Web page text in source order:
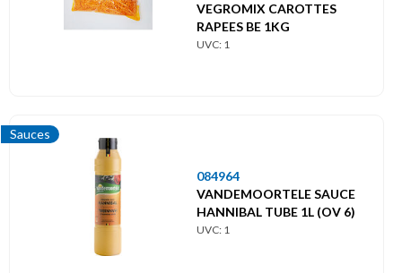
VEGROMIX CAROTTES
RAPEES BE 1KG
UVC: 1
Sauces
084964
VANDEMOORTELE SAUCE
HANNIBAL TUBE 1L (OV 6)
UVC: 1